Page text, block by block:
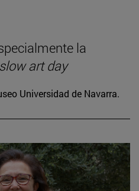
la
slow art day
Universidad de Navarra.